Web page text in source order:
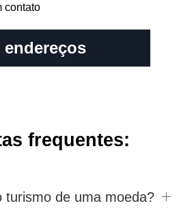
contato
endereços
frequentes:
turismo de uma moeda?